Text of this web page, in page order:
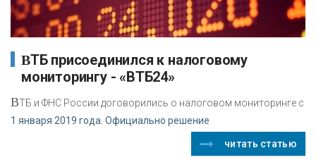
ВТБ присоединился к налоговому
мониторингу - «ВТБ24»
ВТБ и ФНС России договорились о налоговом мониторинге с
1 января 2019 года. Официально решение
читать статью